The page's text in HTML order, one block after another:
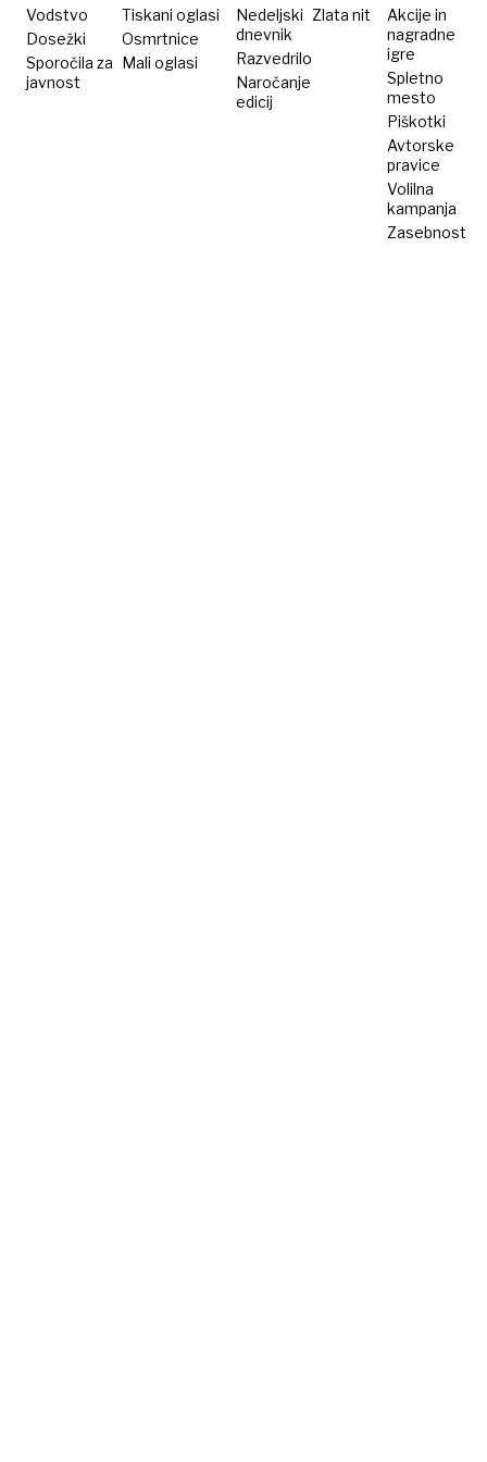
se ne
strinja
Vodstvo
Dosežki
Sporočila za
javnost
Tiskani oglasi
Osmrtnice
Mali oglasi
Nedeljski
dnevnik
Razvedrilo
Naročanje
edicij
Zlata nit
Akcije in
nagradne
igre
Spletno
mesto
Piškotki
Avtorske
pravice
Volilna
kampanja
Zasebnost